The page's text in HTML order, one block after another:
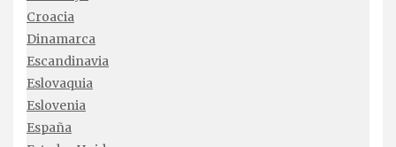
Croacia
Dinamarca
Escandinavia
Eslovaquia
Eslovenia
España